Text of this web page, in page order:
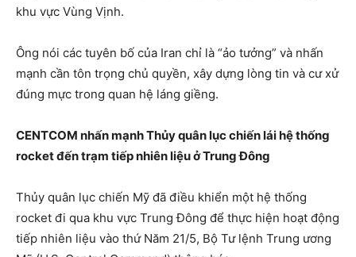
khu vực Vùng Vịnh.
Ông nói các tuyên bố của Iran chỉ là “ảo tưởng” và nhấn
mạnh cần tôn trọng chủ quyền, xây dựng lòng tin và cư xử
đúng mực trong quan hệ láng giềng.
CENTCOM nhấn mạnh Thủy quân lục chiến lái hệ thống
rocket đến trạm tiếp nhiên liệu ở Trung Đông
Thủy quân lục chiến Mỹ đã điều khiển một hệ thống
rocket đi qua khu vực Trung Đông để thực hiện hoạt động
tiếp nhiên liệu vào thứ Năm 21/5, Bộ Tư lệnh Trung ương